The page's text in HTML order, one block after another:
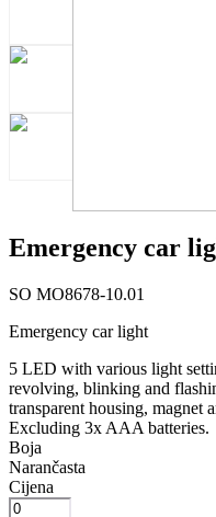
Emergency car
SO MO8678-10.01
Emergency car light
5 LED with various light
revolving, blinking and
transparent housing, magnet
Excluding 3x AAA batteries.
Boja
Narančasta
Cijena